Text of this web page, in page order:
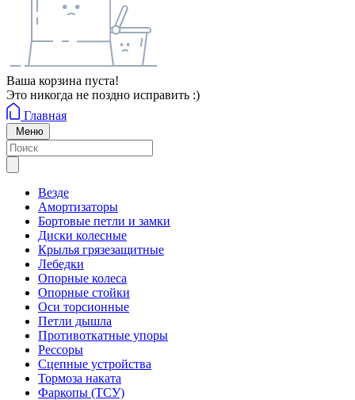
Ваша корзина пуста!
Это никогда не поздно исправить :)
Главная
Меню
Везде
Амортизаторы
Бортовые петли и замки
Диски колесные
Крылья грязезащитные
Лебедки
Опорные колеса
Опорные стойки
Оси торсионные
Петли дышла
Противоткатные упоры
Рессоры
Сцепные устройства
Тормоза наката
Фаркопы (ТСУ)